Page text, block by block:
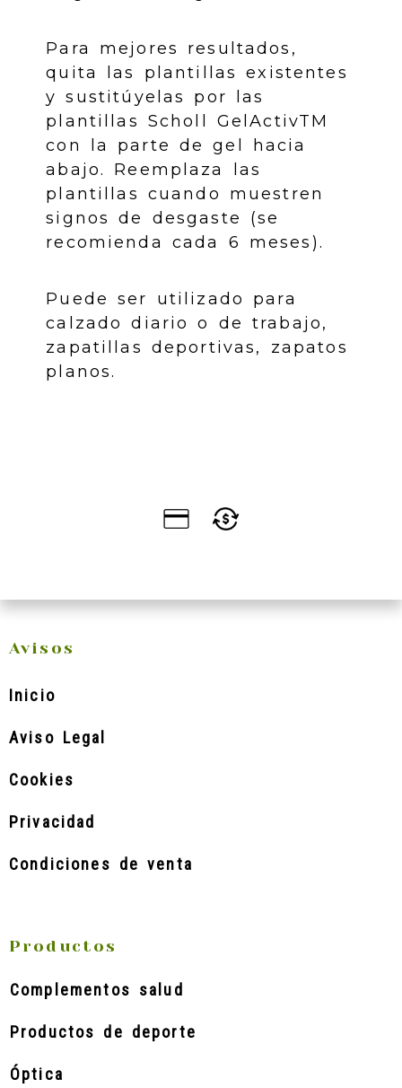
Para mejores resultados,
quita las plantillas existentes
y sustitúyelas por las
plantillas Scholl GelActivTM
con la parte de gel hacia
abajo. Reemplaza las
plantillas cuando muestren
signos de desgaste (se
recomienda cada 6 meses).
Puede ser utilizado para
calzado diario o de trabajo,
zapatillas deportivas, zapatos
planos.
Avisos
Inicio
Aviso Legal
Cookies
Privacidad
Condiciones de venta
Productos
Complementos salud
Productos de deporte
Óptica